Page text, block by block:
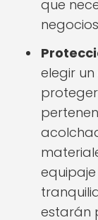
que
elegir
estarán